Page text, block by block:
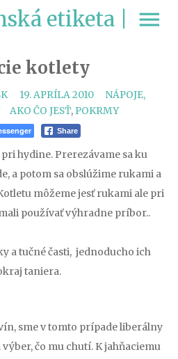
etiketa | menu
kotlety
19. APRÍLA 2010 CATEGORIES
NÁPOJE,
TAGS
AKO ČO JESŤ, POKRMY
Share
hydine. Prerezávame sa ku
a potom sa obslúžime rukami a
môžeme jesť rukami ale pri
používať výhradne príbor..
a tučné časti, jednoducho ich
taniera.
sme v tomto prípade liberálny
čo mu chutí. K jahňaciemu